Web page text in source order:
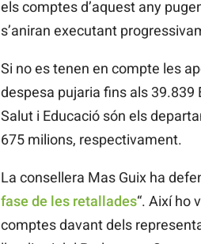
els comptes d’aquest any
s’aniran executant
Si no es tenen en compte les
despesa pujaria fins als 39.839
Salut i Educació són els
675 milions, respectivament.
La consellera Mas Guix ha
fase de les retallades“. Així ho
comptes davant dels